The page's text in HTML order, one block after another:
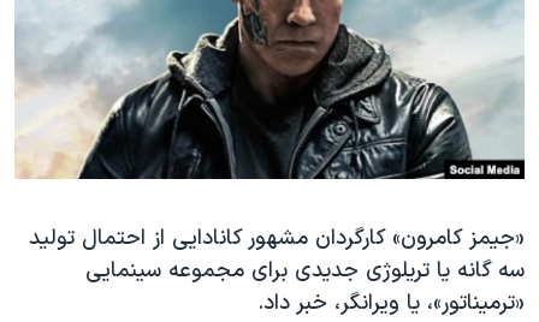
فرهنگ و زندگی
حقوق شهروندی
اقتصادی
علم و فناوری
گالری عکس
آرشیو پخش زنده
مستندها
انتخابات ریاست جمهوری آمریکا ۲۰۲۴
حمله جمهوری اسلامی به اسرائیل
رمز مهسا
اعتراضات زن، زندگی، آزادی
مجموعه مستندهای دادخواهی
دنبال کنید
زبانهای مختلف
«جیمز کامرون» کارگردان مشهور کانادایی از احتمال تولید
سه گانه یا تریلوژی جدیدی برای مجموعه سینمایی
«ترمیناتور»، یا ویرانگر، خبر داد.